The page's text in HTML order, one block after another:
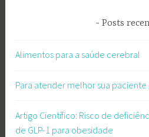
Posts
Alimentos para a saúde cerebral
Para atender melhor sua
Artigo Científico: Risco de
de GLP-1 para obesidade